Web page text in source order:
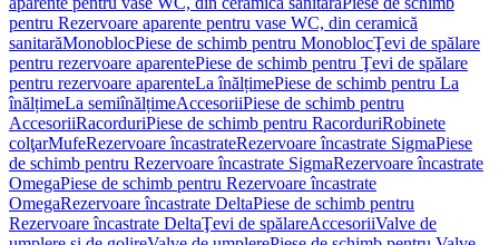
pentru Rezervoare aparente pentru vase WC, din ceramică
sanitarăMonoblocPiese de schimb pentru MonoblocŢevi de spălare
pentru rezervoare aparentePiese de schimb pentru Ţevi de spălare
pentru rezervoare aparenteLa înălțimePiese de schimb pentru La
înălțimeLa semiînălțimeAccesoriiPiese de schimb pentru
AccesoriiRacorduriPiese de schimb pentru RacorduriRobinete
colţarMufeRezervoare încastrateRezervoare încastrate SigmaPiese
de schimb pentru Rezervoare încastrate SigmaRezervoare încastrate
OmegaPiese de schimb pentru Rezervoare încastrate
OmegaRezervoare încastrate DeltaPiese de schimb pentru
Rezervoare încastrate DeltaŢevi de spălareAccesoriiValve de